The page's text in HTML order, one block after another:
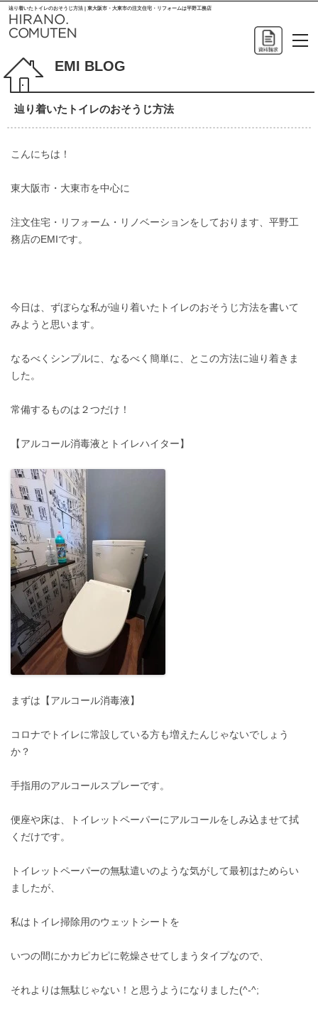
辿り着いたトイレのおそうじ方法 | 東大阪市・大東市の注文住宅・リフォームは平野工務店
EMI BLOG
辿り着いたトイレのおそうじ方法
こんにちは！
東大阪市・大東市を中心に
注文住宅・リフォーム・リノベーションをしております、平野工
務店のEMIです。
今日は、ずぼらな私が辿り着いたトイレのおそうじ方法を書いて
みようと思います。
なるべくシンプルに、なるべく簡単に、とこの方法に辿り着きま
した。
常備するものは２つだけ！
【アルコール消毒液とトイレハイター】
まずは【アルコール消毒液】
コロナでトイレに常設している方も増えたんじゃないでしょう
か？
手指用のアルコールスプレーです。
便座や床は、トイレットペーパーにアルコールをしみ込ませて拭
くだけです。
トイレットペーパーの無駄遣いのような気がして最初はためらい
ましたが、
私はトイレ掃除用のウェットシートを
いつの間にかカピカピに乾燥させてしまうタイプなので、
それよりは無駄じゃない！と思うようになりました(^-^;